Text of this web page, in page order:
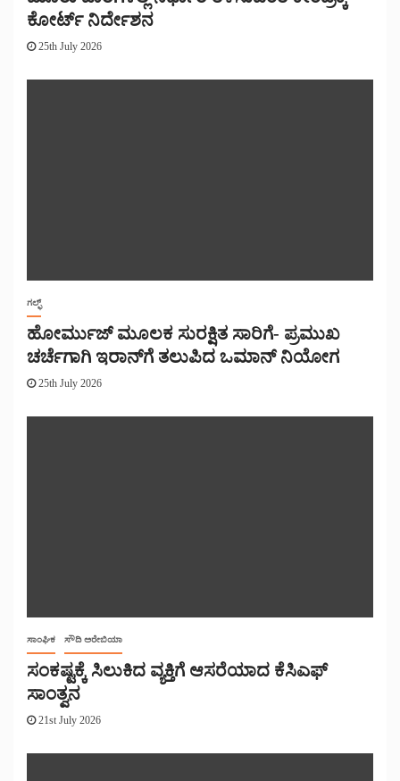
ಕೋರ್ಟ್ ನಿರ್ದೇಶನ
25th July 2026
ಗಲ್ಫ್
ಹೋರ್ಮುಜ್ ಮೂಲಕ ಸುರಕ್ಷಿತ ಸಾರಿಗೆ- ಪ್ರಮುಖ
ಚರ್ಚೆಗಾಗಿ ಇರಾನ್‌ಗೆ ತಲುಪಿದ ಒಮಾನ್ ನಿಯೋಗ
25th July 2026
ಸಾಂಘಿಕ ಸೌದಿ ಅರೇಬಿಯಾ
ಸಂಕಷ್ಟಕ್ಕೆ ಸಿಲುಕಿದ ವ್ಯಕ್ತಿಗೆ ಆಸರೆಯಾದ ಕೆಸಿಎಫ್
ಸಾಂತ್ವನ
21st July 2026